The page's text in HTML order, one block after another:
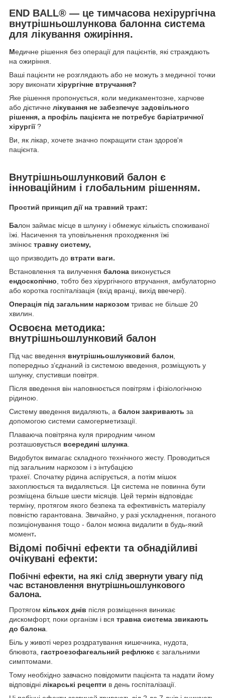
END BALL® — це тимчасова нехірургічна
внутрішньошлункова балонна система
для лікування ожиріння.
Медичне рішення без операції для пацієнтів, які страждають
на ожиріння.
Ваші пацієнти не розглядають або не можуть з медичної точки
зору виконати хірургічне втручання?
Яке рішення пропонується, коли медикаментозне, харчове
або дієтичне лікування не забезпечує задовільного
рішення, а профіль пацієнта не потребує баріатричної
хірургії?
Ви, як лікар, хочете значно покращити стан здоров'я
пацієнта.
Внутрішньошлунковий балон є
інноваційним і глобальним рішенням.
Простий принцип дії на травний тракт:
Балон займає місце в шлунку і обмежує кількість споживаної
їжі. Насичення та уповільнення проходження їжі
змінює травну систему,
що призводить до втрати ваги.
Встановлення та вилучення балона виконується
ендоскопічно , тобто без хірургічного втручання, амбулаторно
або коротка госпіталізація (вхід вранці, вихід ввечері).
Операція під загальним наркозом триває не більше 20
хвилин.
Освоєна методика:
внутрішньошлунковий балон
Під час введення внутрішньошлунковий балон,
попередньо з’єднаний із системою введення, розміщують у
шлунку, спустивши повітря.
Після введення він наповнюється повітрям і фізіологічною
рідиною.
Систему введення видаляють, а балон закривають за
допомогою системи самогерметизації.
Плаваюча повітряна куля природним чином
розташовується всередині шлунка.
Видобуток вимагає складного технічного жесту. Проводиться
під загальним наркозом і з інтубацією
трахеї. Спочатку рідина аспірується, а потім мішок
захоплюється та видаляється. Ця система не повинна бути
розміщена більше шести місяців. Цей термін відповідає
терміну, протягом якого безпека та ефективність матеріалу
повністю гарантована. Звичайно, у разі ускладнення, поганого
позиціонування тощо - балон можна видалити в будь-який
момент.
Відомі побічні ефекти та обнадійливі
очікувані ефекти:
Побічні ефекти, на які слід звернути увагу під
час встановлення внутрішньошлункового
балона.
Протягом кількох днів після розміщення виникає
дискомфорт, поки організм і вся травна система звикають
до балона
Біль у животі через роздратування кишечника, нудота,
блювота, гастроезофагеальний рефлюкс є загальними
симптомами.
Тому необхідно завчасно повідомити пацієнта та надати йому
відповідні лікарські рецепти в день госпіталізації.